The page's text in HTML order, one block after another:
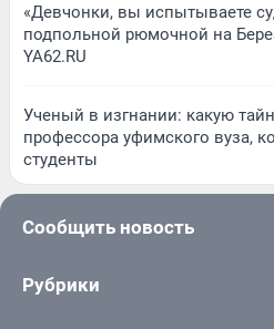
«Девчонки, вы испытываете
подпольной рюмочной на
YA62.RU
Ученый в изгнании: какую
профессора уфимского вуза,
студенты
Сообщить новость
Рубрики